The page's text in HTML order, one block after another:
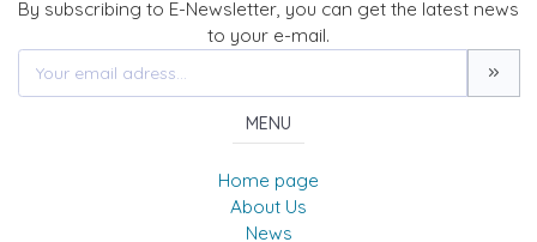
By subscribing to E-Newsletter, you can get the latest news
to your e-mail.
MENU
Home page
About Us
News